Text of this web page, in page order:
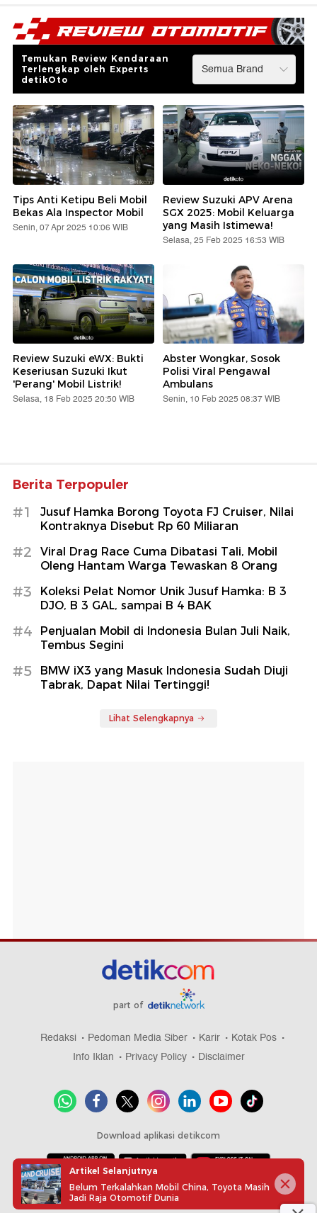
Temukan Review Kendaraan
Terlengkap oleh Experts
detikOto
Tips Anti Ketipu Beli Mobil
Bekas Ala Inspector Mobil
Senin, 07 Apr 2025 10:06 WIB
Review Suzuki APV Arena
SGX 2025: Mobil Keluarga
yang Masih Istimewa!
Selasa, 25 Feb 2025 16:53 WIB
Review Suzuki eWX: Bukti
Keseriusan Suzuki Ikut
'Perang' Mobil Listrik!
Selasa, 18 Feb 2025 20:50 WIB
Abster Wongkar, Sosok
Polisi Viral Pengawal
Ambulans
Senin, 10 Feb 2025 08:37 WIB
Berita Terpopuler
#1
Jusuf Hamka Borong Toyota FJ Cruiser, Nilai
Kontraknya Disebut Rp 60 Miliaran
#2
Viral Drag Race Cuma Dibatasi Tali, Mobil
Oleng Hantam Warga Tewaskan 8 Orang
#3
Koleksi Pelat Nomor Unik Jusuf Hamka: B 3
DJO, B 3 GAL, sampai B 4 BAK
#4
Penjualan Mobil di Indonesia Bulan Juli Naik,
Tembus Segini
#5
BMW iX3 yang Masuk Indonesia Sudah Diuji
Tabrak, Dapat Nilai Tertinggi!
Lihat Selengkapnya
part of
Redaksi Pedoman Media Siber Karir
Kotak Pos
Info Iklan
Privacy Policy Disclaimer
Download aplikasi detikcom
Copyright @ 2026 detikcom, All right reserved
Artikel Selanjutnya
Belum Terkalahkan Mobil China, Toyota Masih
Jadi Raja Otomotif Dunia